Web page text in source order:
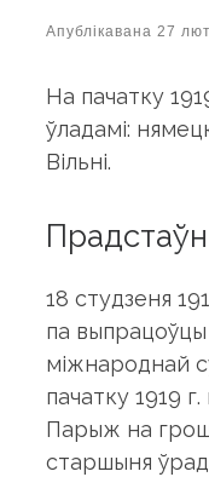
Апублікавана 27
На пачатку
ўладамі:
Вільні.
18 студзеня
па выпрацоўцы
міжнароднай
пачатку 1919
Парыж на
старшыня